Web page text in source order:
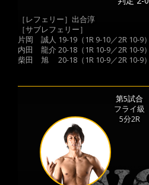
［レフェリー］出合淳
［サブレフェリー］
片岡 誠人 19-19（1R 9-10／2R 10-9）
内田 龍介 20-18（1R 10-9／2R 10-9）
柴田 旭 20-18（1R 10-9／2R 10-9）
第5試合
フライ級
5分2R